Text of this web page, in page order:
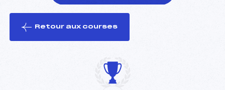
le ski
Retour aux courses